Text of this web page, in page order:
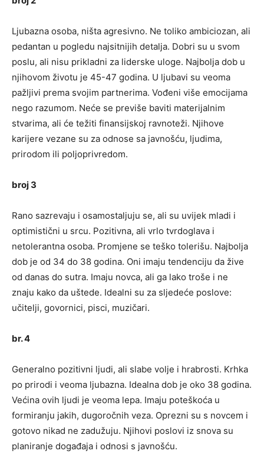
Ljubazna osoba, ništa agresivno. Ne toliko ambiciozan, ali
pedantan u pogledu najsitnijih detalja. Dobri su u svom
poslu, ali nisu prikladni za liderske uloge. Najbolja dob u
njihovom životu je 45-47 godina. U ljubavi su veoma
pažljivi prema svojim partnerima. Vođeni više emocijama
nego razumom. Neće se previše baviti materijalnim
stvarima, ali će težiti finansijskoj ravnoteži. Njihove
karijere vezane su za odnose sa javnošću, ljudima,
prirodom ili poljoprivredom.
broj 3
Rano sazrevaju i osamostaljuju se, ali su uvijek mladi i
optimistični u srcu. Pozitivna, ali vrlo tvrdoglava i
netolerantna osoba. Promjene se teško tolerišu. Najbolja
dob je od 34 do 38 godina. Oni imaju tendenciju da žive
od danas do sutra. Imaju novca, ali ga lako troše i ne
znaju kako da uštede. Idealni su za sljedeće poslove:
učitelji, govornici, pisci, muzičari.
br. 4
Generalno pozitivni ljudi, ali slabe volje i hrabrosti. Krhka
po prirodi i veoma ljubazna. Idealna dob je oko 38 godina.
Većina ovih ljudi je veoma lepa. Imaju poteškoća u
formiranju jakih, dugoročnih veza. Oprezni su s novcem i
gotovo nikad ne zadužuju. Njihovi poslovi iz snova su
planiranje događaja i odnosi s javnošću.